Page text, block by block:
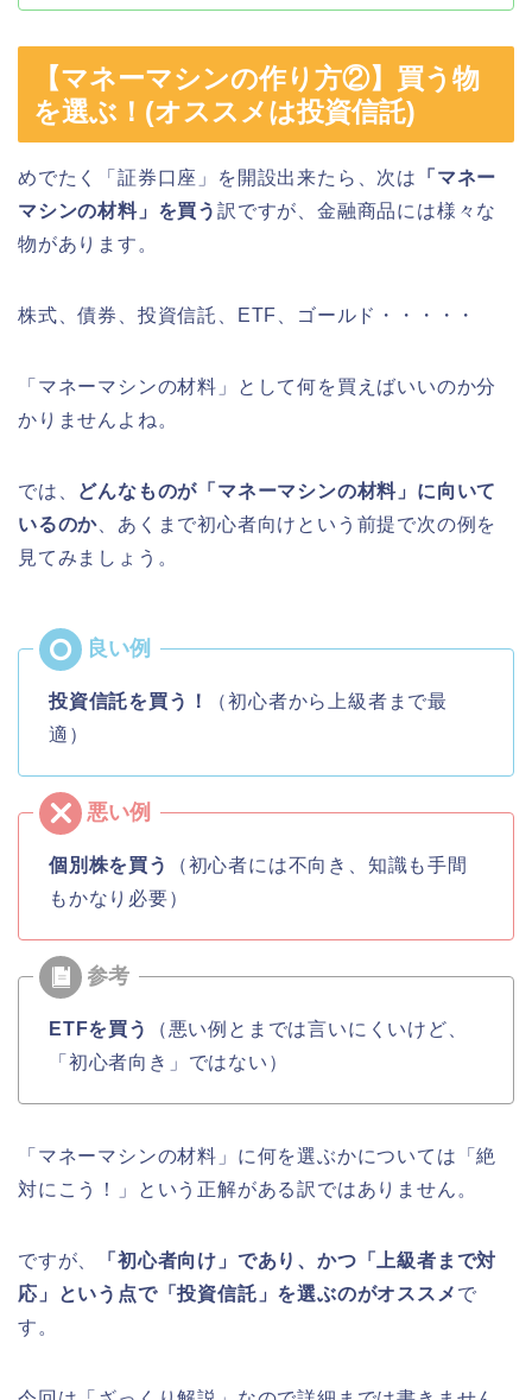
【マネーマシンの作り方②】買う物
を選ぶ！(オススメは投資信託)
めでたく「証券口座」を開設出来たら、次は
「マネー
マシンの材料」を買う 訳ですが、金融商品には様々な
物があります。
株式、債券、投資信託、ETF、ゴールド・・・・・
「マネーマシンの材料」として何を買えばいいのか分
かりませんよね。
では、 どんなものが「マネーマシンの材料」に向いて
いるのか 、あくまで初心者向けという前提で次の例を
見てみましょう。
投資信託を買う！
（初心者から上級者まで最
適）
個別株を買う
（初心者には不向き、知識も手間
もかなり必要）
ETFを買う
（悪い例とまでは言いにくいけど、
「初心者向き」ではない）
「マネーマシンの材料」に何を選ぶかについては「絶
対にこう！」という正解がある訳ではありません。
ですが、
「初心者向け」であり、かつ「上級者まで対
応」という点で「投資信託」を選ぶのがオススメ で
す。